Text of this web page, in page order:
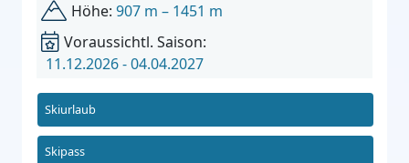
Höhe: 907 m – 1451 m
Voraussichtl. Saison:
11.12.2026 - 04.04.2027
Skiurlaub
Skipass